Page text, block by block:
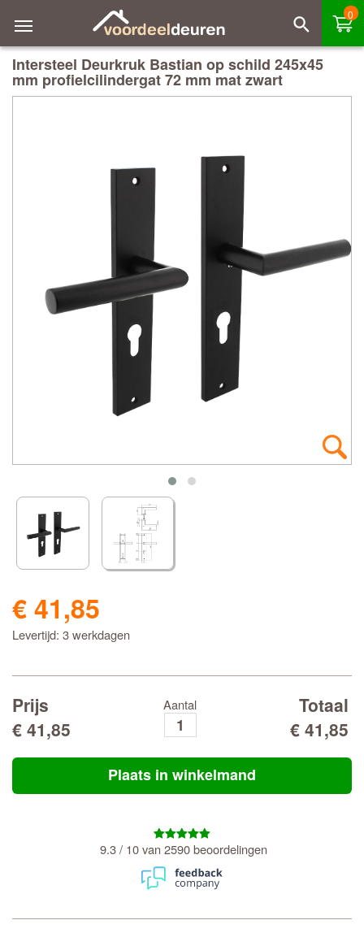
0
Intersteel Deurkruk Bastian op schild 245x45
mm profielcilindergat 72 mm mat zwart
€ 41,85
Levertijd: 3 werkdagen
Prijs
€ 41,85
Aantal
Totaal
€ 41,85
Plaats in winkelmand
9.3 / 10 van 2590 beoordelingen